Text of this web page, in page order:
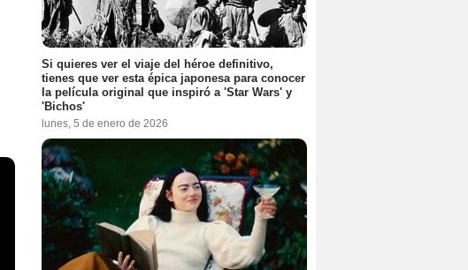
Si quieres ver el viaje del héroe definitivo,
tienes que ver esta épica japonesa para conocer
la película original que inspiró a 'Star Wars' y
'Bichos'
lunes, 5 de enero de 2026